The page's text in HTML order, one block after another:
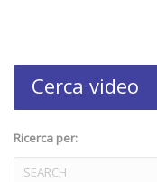
Cerca video
Ricerca per: